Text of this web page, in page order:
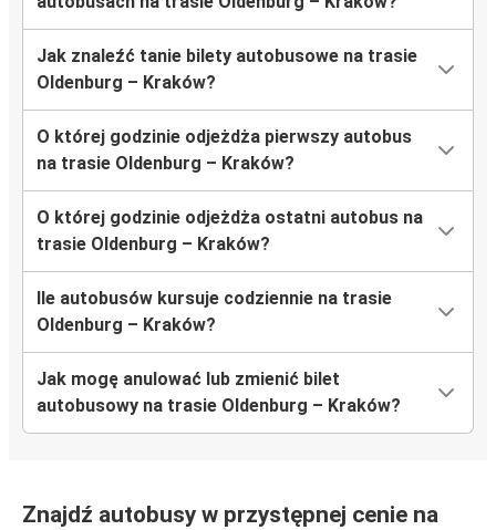
Jak znaleźć tanie bilety autobusowe na trasie
Oldenburg – Kraków?
O której godzinie odjeżdża pierwszy autobus
na trasie Oldenburg – Kraków?
O której godzinie odjeżdża ostatni autobus na
trasie Oldenburg – Kraków?
Ile autobusów kursuje codziennie na trasie
Oldenburg – Kraków?
Jak mogę anulować lub zmienić bilet
autobusowy na trasie Oldenburg – Kraków?
Znajdź autobusy w przystępnej cenie na